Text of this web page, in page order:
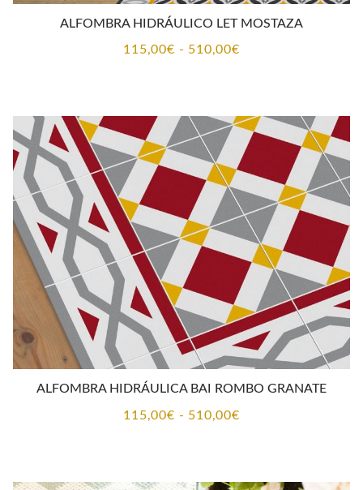
ALFOMBRA HIDRÁULICO LET MOSTAZA
115,00€ - 510,00€Rango
desde
115,00€
hasta
510,00€
ALFOMBRA HIDRÁULICA BAI ROMBO GRANATE
115,00€ - 510,00€Rango
desde